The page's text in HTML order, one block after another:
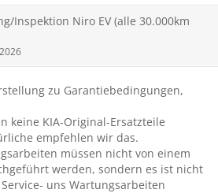
Inspektion Niro EV (alle 30.000km
zu Garantiebedingungen,
keine KIA-Original-Ersatzteile
empfehlen wir das.
müssen nicht von einem
werden, sondern es ist nicht
uns Wartungsarbeiten